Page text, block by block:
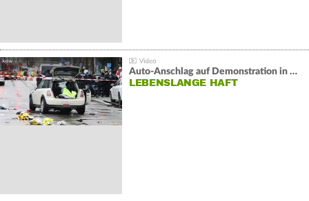
Auto-Anschlag auf Demonstration in München:
LEBENSLANGE HAFT